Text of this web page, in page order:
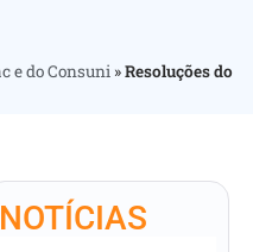
e do Consuni »Resoluções do
NOTÍCIAS